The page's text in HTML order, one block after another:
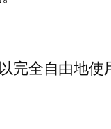
完全自由地使